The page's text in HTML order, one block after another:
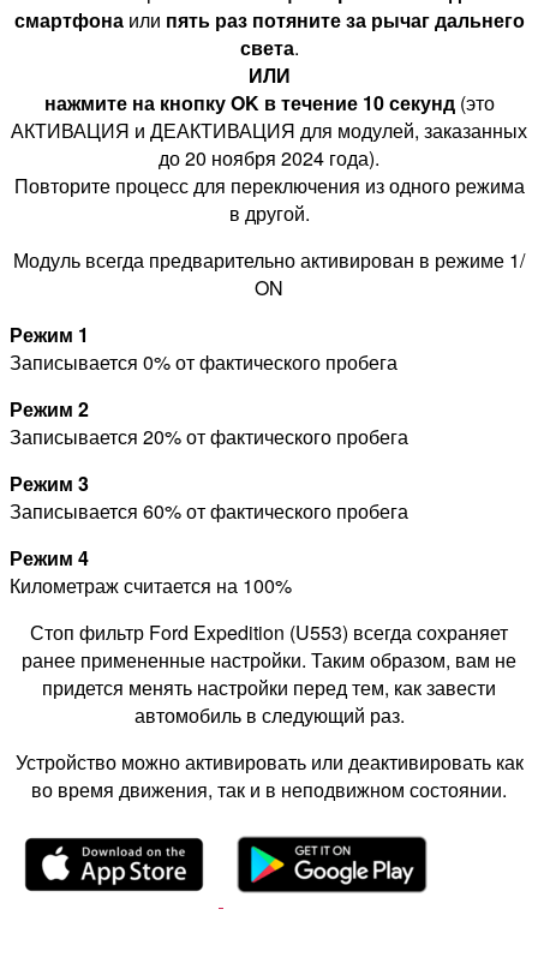
смартфонаили пять раз потяните за рычаг дальнего
света.
ИЛИ
нажмите на кнопку OK в течение 10 секунд(это
АКТИВАЦИЯ и ДЕАКТИВАЦИЯ для модулей, заказанных
до 20 ноября 2024 года).
Повторите процесс для переключения из одного режима
в другой.
Модуль всегда предварительно активирован в режиме 1/
ON
Режим 1
Записывается 0% от фактического пробега
Режим 2
Записывается 20% от фактического пробега
Режим 3
Записывается 60% от фактического пробега
Режим 4
Километраж считается на 100%
Стоп фильтр Ford Expedition (U553) всегда сохраняет
ранее примененные настройки. Таким образом, вам не
придется менять настройки перед тем, как завести
автомобиль в следующий раз.
Устройство можно активировать или деактивировать как
во время движения, так и в неподвижном состоянии.